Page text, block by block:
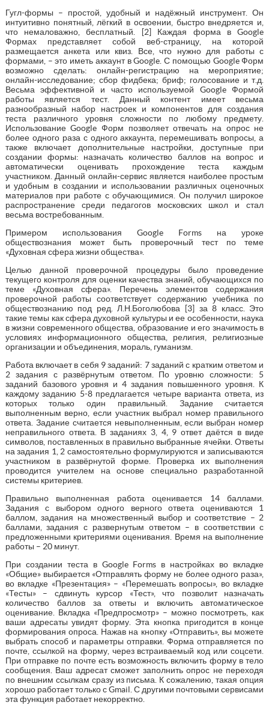
Гугл-формы – простой, удобный и надёжный инструмент. Он
интуитивно понятный, лёгкий в освоении, быстро внедряется и,
что немаловажно, бесплатный. [2] Каждая форма в Google
Формах представляет собой веб-страницу, на которой
размещается анкета или квиз. Все, что нужно для работы с
формами, – это иметь аккаунт в Google. С помощью Google Форм
возможно сделать: онлайн-регистрацию на мероприятие;
онлайн-исследование; сбор фидбека; бриф; голосование и т.д.
Весьма эффективной и часто используемой Google Формой
работы является тест. Данный контент имеет весьма
разнообразный набор настроек и компонентов для создания
теста различного уровня сложности по любому предмету.
Использование Google Форм позволяет отвечать на опрос не
более одного раза с одного аккаунта, перемешивать вопросы, а
также включает дополнительные настройки, доступные при
создании формы: назначать количество баллов на вопрос и
автоматически оценивать прохождение теста каждым
участником. Данный онлайн-сервис является наиболее простым
и удобным в создании и использовании различных оценочных
материалов при работе с обучающимися. Он получил широкое
распространение среди педагогов московских школ и стал
весьма востребованным.
Примером использования Google Forms на уроке
обществознания может быть проверочный тест по теме
«Духовная сфера жизни общества».
Целью данной проверочной процедуры было проведение
текущего контроля для оценки качества знаний, обучающихся по
теме «Духовная сфера». Перечень элементов содержания
проверочной работы соответствует содержанию учебника по
обществознанию под ред. Л.Н.Боголюбова [3] за 8 класс. Это
такие темы как сфера духовной культуры и ее особенности, наука
в жизни современного общества, образование и его значимость в
условиях информационного общества, религия, религиозные
организации и объединения, мораль, гуманизм.
Работа включает в себя 9 заданий: 7 заданий с кратким ответом и
2 задания с развёрнутым ответом. По уровню сложности: 5
заданий базового уровня и 4 задания повышенного уровня. К
каждому заданию 5-8 предлагается четыре варианта ответа, из
которых только один правильный. Задание считается
выполненным верно, если участник выбрал номер правильного
ответа. Задание считается невыполненным, если выбран номер
неправильного ответа. В заданиях 3, 4, 9 ответ даётся в виде
символов, поставленных в правильно выбранные ячейки. Ответы
на задания 1, 2 самостоятельно формулируются и записываются
участником в развёрнутой форме. Проверка их выполнения
проводится учителем на основе специально разработанной
системы критериев.
Правильно выполненная работа оценивается 14 баллами.
Задания с выбором одного верного ответа оцениваются 1
баллом, задания на множественный выбор и соответствие – 2
баллами, задания с развернутым ответом – в соответствии с
предложенными критериями оценивания. Время на выполнение
работы – 20 минут.
При создании теста в Google Forms в настройках во вкладке
«Общие» выбирается «Отправлять форму не более одного раза»,
во вкладке «Презентация» – «Перемешать вопросы», во вкладке
«Тесты» – сдвинуть курсор «Тест», что позволит назначать
количество баллов за ответы и включить автоматическое
оценивание. Вкладка «Предпросмотр» – можно посмотреть, как
ваши адресаты увидят форму. Эта кнопка пригодится в конце
формирования опроса. Нажав на кнопку «Отправить», вы можете
выбрать способ и параметры отправки. Форма отправляется по
почте, ссылкой на форму, через встраиваемый код или соцсети.
При отправке по почте есть возможность включить форму в тело
сообщения. Ваш адресат сможет заполнить опрос не переходя
по внешним ссылкам сразу из письма. К сожалению, такая опция
хорошо работает только с Gmail. С другими почтовыми сервисами
эта функция работает некорректно.